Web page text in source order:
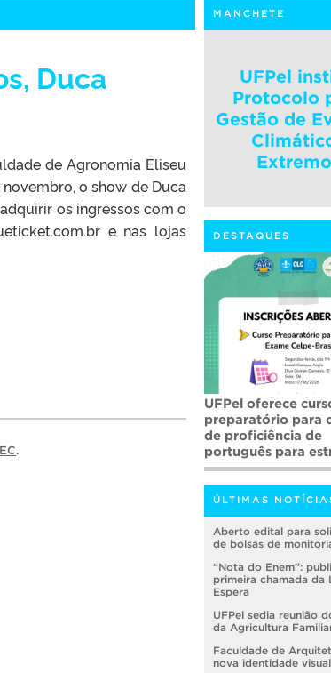
Duca
de Agronomia Eliseu
o show de Duca
os ingressos com o
e nas lojas
.
MANCHETE
UFPel
Protocolo
Gestão de
DESTAQUES
UFPel oferece
preparatório para
de proficiência de
português para
ÚLTIMAS
Aberto edital para
de bolsas de
“Nota do Enem”:
primeira chamada da
Espera
UFPel sedia reunião
da Agricultura
Faculdade de
nova identidade visual